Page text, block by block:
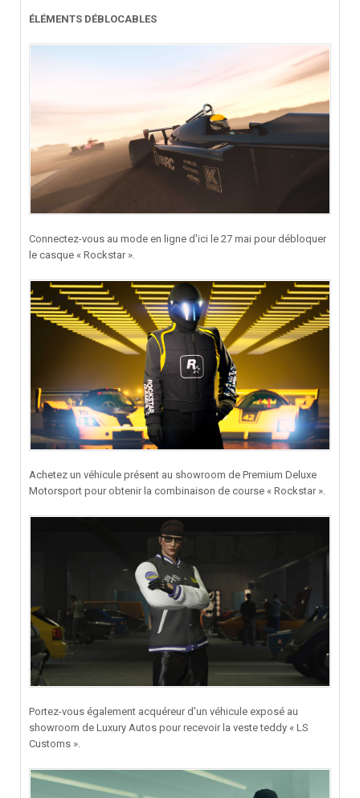
ÉLÉMENTS DÉBLOCABLES
Connectez-vous au mode en ligne d'ici le 27 mai pour débloquer
le casque « Rockstar ».
Achetez un véhicule présent au showroom de Premium Deluxe
Motorsport pour obtenir la combinaison de course « Rockstar ».
Portez-vous également acquéreur d'un véhicule exposé au
showroom de Luxury Autos pour recevoir la veste teddy « LS
Customs ».